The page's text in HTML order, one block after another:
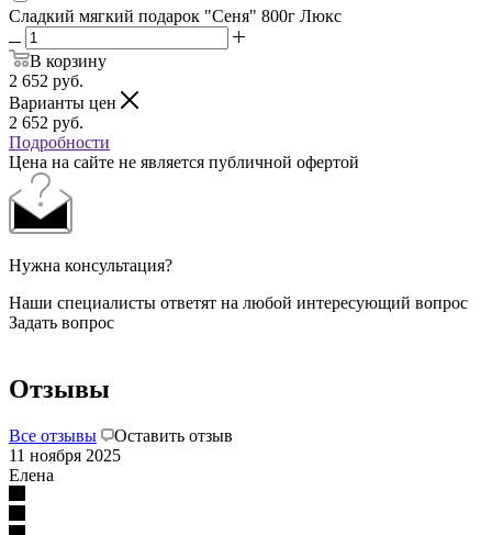
Сладкий мягкий подарок "Сеня" 800г Люкс
В корзину
2 652 руб.
Варианты цен
2 652 руб.
Подробности
Цена на сайте не является публичной офертой
Нужна консультация?
Наши специалисты ответят на любой интересующий вопрос
Задать вопрос
Отзывы
Все отзывы
Оставить отзыв
11 ноября 2025
Елена